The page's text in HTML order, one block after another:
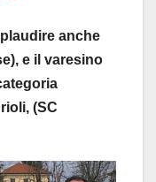
anche
e il varesino
(SC